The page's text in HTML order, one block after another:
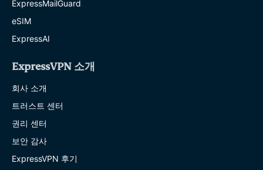
ExpressMailGuard
eSIM
ExpressAI
ExpressVPN 소개
회사 소개
트러스트 센터
권리 센터
보안 감사
ExpressVPN 후기